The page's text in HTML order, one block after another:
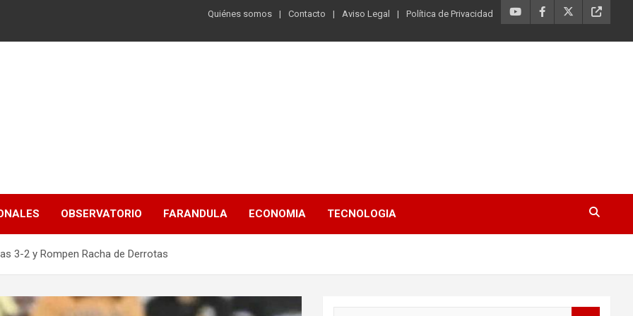
Quiénes somos Contacto Aviso Legal Política de Privacidad
OBSERVATORIO FARANDULA ECONOMIA TECNOLOGIA
3-2 y Rompen Racha de Derrotas